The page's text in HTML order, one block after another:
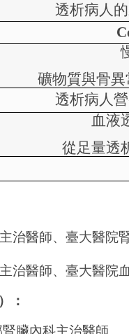
透析病人
礦物質與骨異
透析病人
血液
從足量透
治醫師、臺大醫院
治醫師、臺大醫院
：